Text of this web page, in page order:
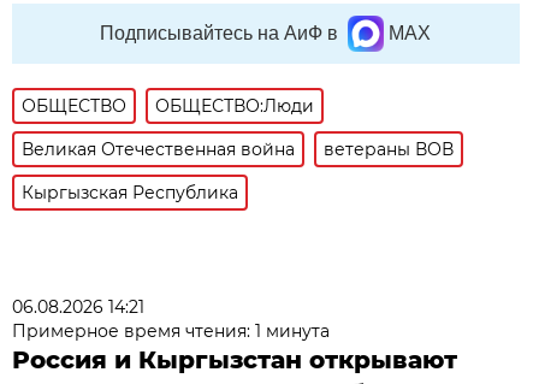
Подписывайтесь на АиФ в MAX
ОБЩЕСТВО
ОБЩЕСТВО:Люди
Великая Отечественная война
ветераны ВОВ
Кыргызская Республика
06.08.2026 14:21
Примерное время чтения: 1 минута
Россия и Кыргызстан открывают